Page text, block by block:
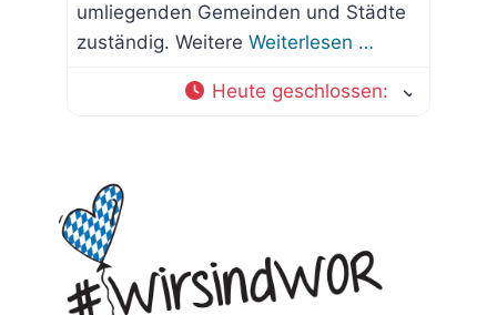
umliegenden Gemeinden und Städte
zuständig. Weitere Weiterlesen …
Heute geschlossen: